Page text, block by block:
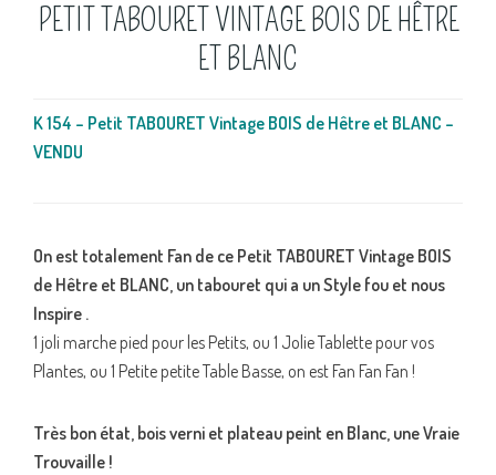
PETIT TABOURET VINTAGE BOIS DE HÊTRE
ET BLANC
K 154 – Petit TABOURET Vintage BOIS de Hêtre et BLANC –
VENDU
On est totalement Fan de ce Petit TABOURET Vintage BOIS
de Hêtre et BLANC, un tabouret qui a un Style fou et nous
Inspire .
1 joli marche pied pour les Petits, ou 1 Jolie Tablette pour vos
Plantes, ou 1 Petite petite Table Basse, on est Fan Fan Fan !
Très bon état, bois verni et plateau peint en Blanc, une Vraie
Trouvaille !